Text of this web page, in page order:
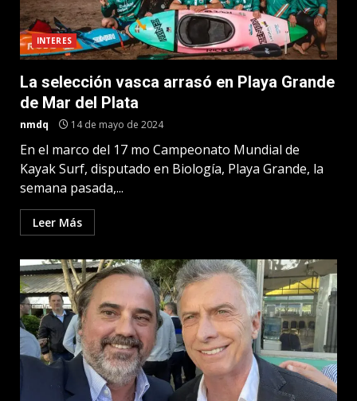
INTERES
La selección vasca arrasó en Playa Grande
de Mar del Plata
nmdq 14 de mayo de 2024
En el marco del 17 mo Campeonato Mundial de
Kayak Surf, disputado en Biología, Playa Grande, la
semana pasada,...
Leer Más